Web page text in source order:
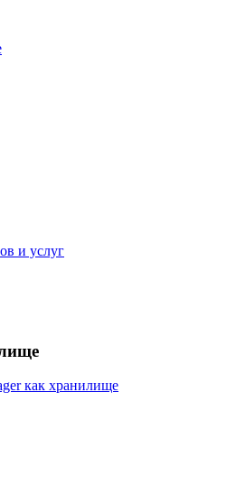
и услуг
как хранилище